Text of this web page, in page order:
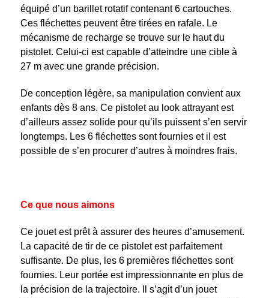
équipé d’un barillet rotatif contenant 6 cartouches.
Ces fléchettes peuvent être tirées en rafale. Le
mécanisme de recharge se trouve sur le haut du
pistolet. Celui-ci est capable d’atteindre une cible à
27 m avec une grande précision.
De conception légère, sa manipulation convient aux
enfants dès 8 ans. Ce pistolet au look attrayant est
d’ailleurs assez solide pour qu’ils puissent s’en servir
longtemps. Les 6 fléchettes sont fournies et il est
possible de s’en procurer d’autres à moindres frais.
Ce que nous aimons
Ce jouet est prêt à assurer des heures d’amusement.
La capacité de tir de ce pistolet est parfaitement
suffisante. De plus, les 6 premières fléchettes sont
fournies. Leur portée est impressionnante en plus de
la précision de la trajectoire. Il s’agit d’un jouet